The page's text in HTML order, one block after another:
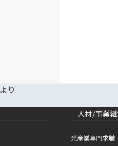
人材/事業
光産業専門求職